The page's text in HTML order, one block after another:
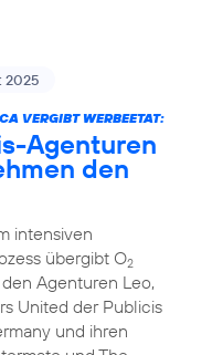
2025
VERGIBT WERBEETAT:
Agenturen
den
intensiven
übergibt O2
Agenturen Leo,
United der Publicis
und ihren